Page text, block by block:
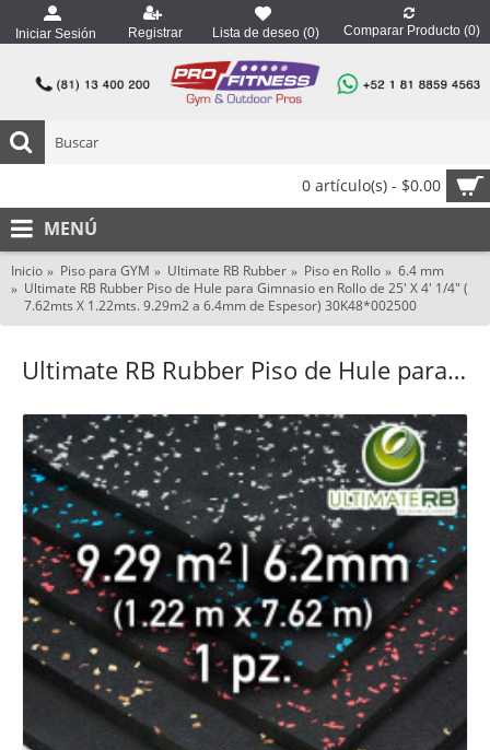
Iniciar Sesión Registrar Lista de deseo (0) Comparar Producto (0)
0 artículo(s) - $0.00
MENÚ
Inicio Piso para GYM Ultimate RB Rubber Piso en Rollo
6.4 mm
Ultimate RB Rubber Piso de Hule para Gimnasio en Rollo de 25' X 4' 1/4" (
7.62mts X 1.22mts. 9.29m2 a 6.4mm de Espesor) 30K48*002500
Ultimate RB Rubber Piso de Hule para Gimnasio en Rollo de 25' X 4' 1/4" ( 7.62mts X 1.22mts. 9.29m2 a 6.4mm de Espesor) 30K48*002500